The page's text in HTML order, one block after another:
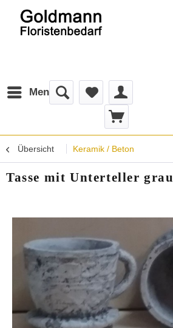
Menü
Übersicht Keramik / Beton
Tasse mit Unterteller grau